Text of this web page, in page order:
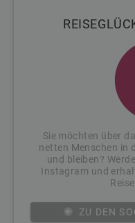
Sie möchten über
netten Menschen in
und bleiben?
Instagram und
ZU DEN